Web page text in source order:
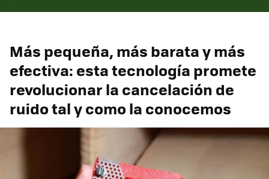
Más pequeña, más barata y más
efectiva: esta tecnología promete
revolucionar la cancelación de
ruido tal y como la conocemos